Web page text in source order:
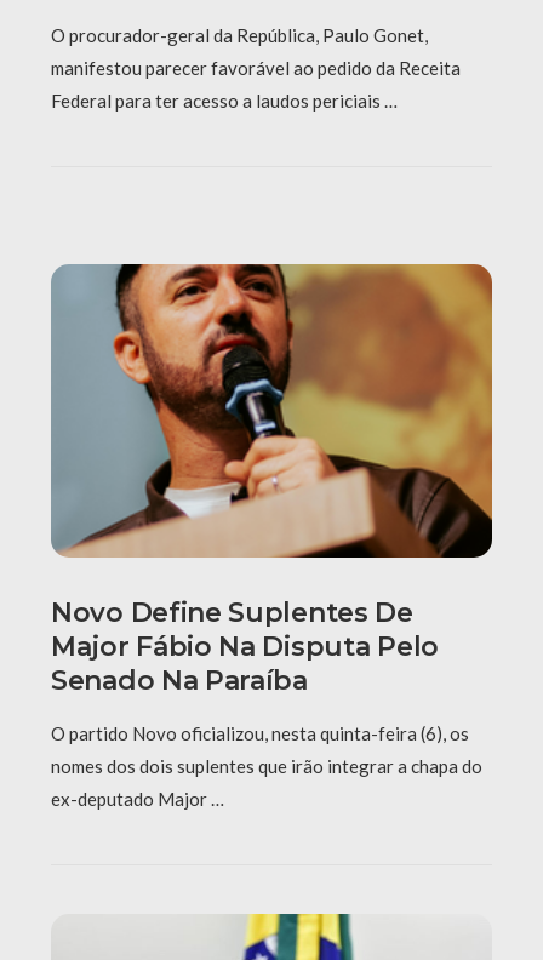
O procurador-geral da República, Paulo Gonet,
manifestou parecer favorável ao pedido da Receita
Federal para ter acesso a laudos periciais …
Novo Define Suplentes De
Major Fábio Na Disputa Pelo
Senado Na Paraíba
O partido Novo oficializou, nesta quinta-feira (6), os
nomes dos dois suplentes que irão integrar a chapa do
ex-deputado Major …